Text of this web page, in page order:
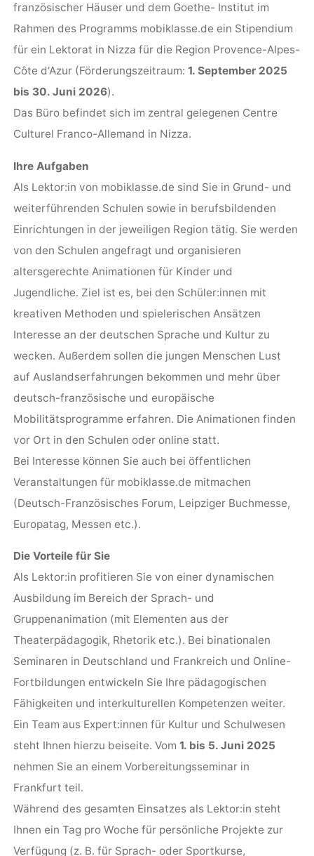
französischer Häuser und dem Goethe- Institut im
Rahmen des Programms mobiklasse.de ein Stipendium
für ein Lektorat in Nizza für die Region Provence-Alpes-
Côte d‘Azur (Förderungszeitraum:1. September 2025
bis 30. Juni 2026).
Das Büro befindet sich im zentral gelegenen Centre
Culturel Franco-Allemand in Nizza.
Ihre Aufgaben
Als Lektor:in von mobiklasse.de sind Sie in Grund- und
weiterführenden Schulen sowie in berufsbildenden
Einrichtungen in der jeweiligen Region tätig. Sie werden
von den Schulen angefragt und organisieren
altersgerechte Animationen für Kinder und
Jugendliche. Ziel ist es, bei den Schüler:innen mit
kreativen Methoden und spielerischen Ansätzen
Interesse an der deutschen Sprache und Kultur zu
wecken. Außerdem sollen die jungen Menschen Lust
auf Auslandserfahrungen bekommen und mehr über
deutsch-französische und europäische
Mobilitätsprogramme erfahren. Die Animationen finden
vor Ort in den Schulen oder online statt.
Bei Interesse können Sie auch bei öffentlichen
Veranstaltungen für mobiklasse.de mitmachen
(Deutsch-Französisches Forum, Leipziger Buchmesse,
Europatag, Messen etc.).
Die Vorteile für Sie
Als Lektor:in profitieren Sie von einer dynamischen
Ausbildung im Bereich der Sprach- und
Gruppenanimation (mit Elementen aus der
Theaterpädagogik, Rhetorik etc.). Bei binationalen
Seminaren in Deutschland und Frankreich und Online-
Fortbildungen entwickeln Sie Ihre pädagogischen
Fähigkeiten und interkulturellen Kompetenzen weiter.
Ein Team aus Expert:innen für Kultur und Schulwesen
steht Ihnen hierzu beiseite. Vom1. bis 5. Juni 2025
nehmen Sie an einem Vorbereitungsseminar in
Frankfurt teil.
Während des gesamten Einsatzes als Lektor:in steht
Ihnen ein Tag pro Woche für persönliche Projekte zur
Verfügung (z. B. für Sprach- oder Sportkurse,